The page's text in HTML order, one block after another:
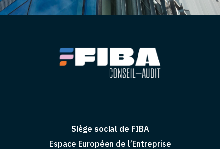
Siège social de FIBA
Espace Européen de l’Entreprise